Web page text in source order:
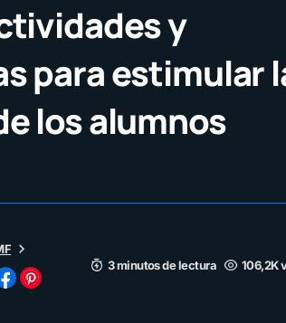
y
para estimular
los alumnos
3 minutos de lectura
106,2K